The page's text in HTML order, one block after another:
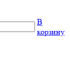
В
корзину